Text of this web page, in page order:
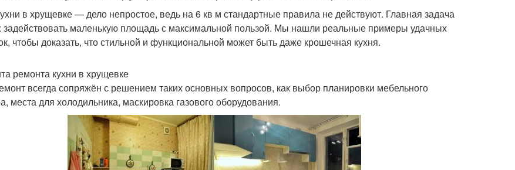
на кухне Мебели на кухне Красивые кухни Кухни в частных домах
в частном доме
в хрущевке — дело непростое, ведь на 6 кв м стандартные правила не действуют. Главная задача
задействовать маленькую площадь с максимальной пользой. Мы нашли реальные примеры удачных
чтобы доказать, что стильной и функциональной может быть даже крошечная кухня.
ремонта кухни в хрущевке
всегда сопряжён с решением таких основных вопросов, как выбор планировки мебельного
места для холодильника, маскировка газового оборудования.